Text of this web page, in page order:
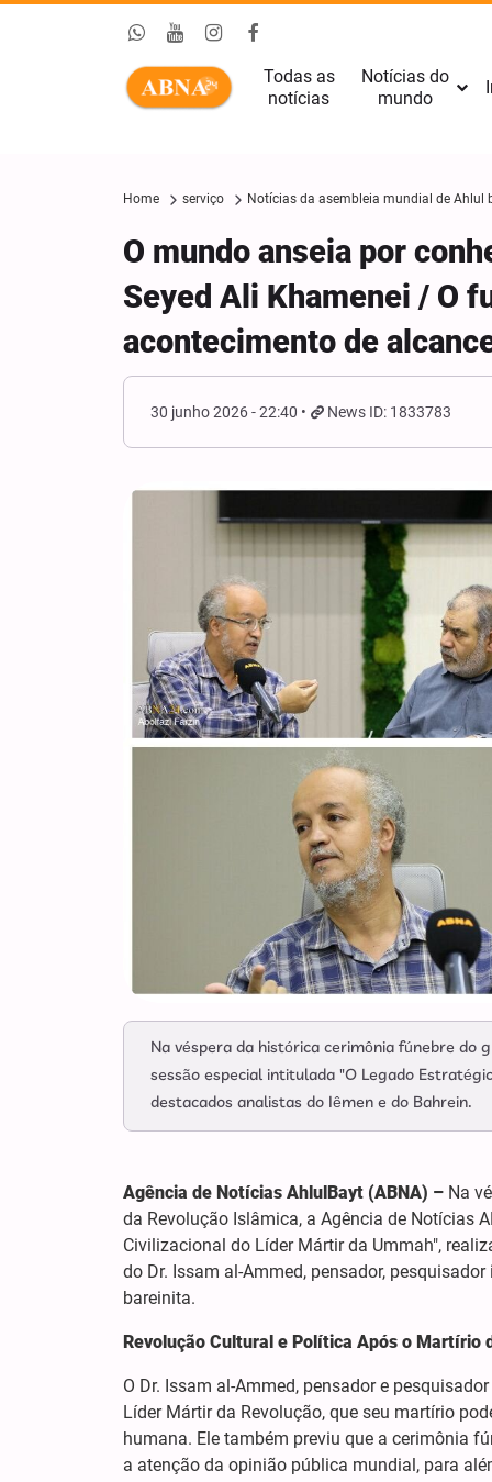
Todas as
notícias
Notícias do
mundo
Home serviço Notícias da asembleia mundial de Ahlul
O mundo anseia por
Seyed Ali Khamenei / O
acontecimento de
30 junho 2026 - 22:40 News ID: 1833783
Na véspera da histórica cerimônia fúnebre do
sessão especial intitulada "O Legado
destacados analistas do Iêmen e do Bahrein.
Agência de Notícias AhlulBayt (ABNA) – Na
da Revolução Islâmica, a Agência de Notícias
Civilizacional do Líder Mártir da Ummah",
do Dr. Issam al-Ammed, pensador,
bareinita.
Revolução Cultural e Política Após o Martírio
O Dr. Issam al-Ammed, pensador e
Líder Mártir da Revolução, que seu martírio
humana. Ele também previu que a cerimônia
a atenção da opinião pública mundial, para